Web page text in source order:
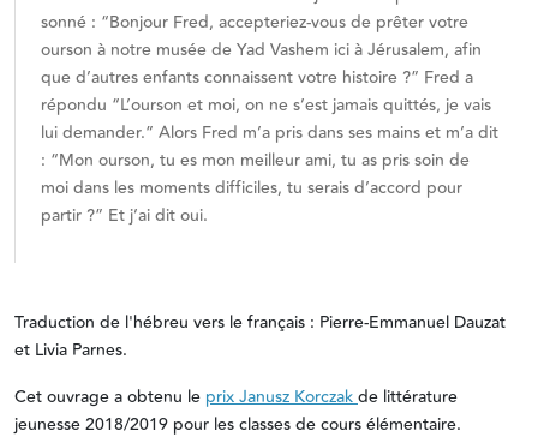
sonné : “Bonjour Fred, accepteriez-vous de prêter votre
ourson à notre musée de Yad Vashem ici à Jérusalem, afin
que d’autres enfants connaissent votre histoire ?” Fred a
répondu “L’ourson et moi, on ne s’est jamais quittés, je vais
lui demander.” Alors Fred m’a pris dans ses mains et m’a dit
: “Mon ourson, tu es mon meilleur ami, tu as pris soin de
moi dans les moments difficiles, tu serais d’accord pour
partir ?” Et j’ai dit oui.
Traduction de l'hébreu vers le français : Pierre-Emmanuel Dauzat
et Livia Parnes.
Cet ouvrage a obtenu le prix Janusz Korczakde littérature
jeunesse 2018/2019 pour les classes de cours élémentaire.